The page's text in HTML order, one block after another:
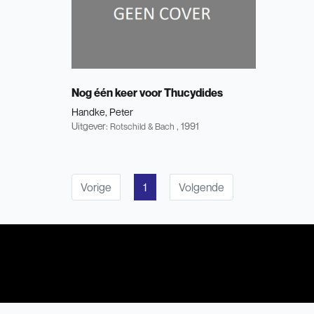
Nog één keer voor Thucydides
Handke, Peter
Uitgever: Rotschild & Bach , 1991
Vorige 1 Volgende